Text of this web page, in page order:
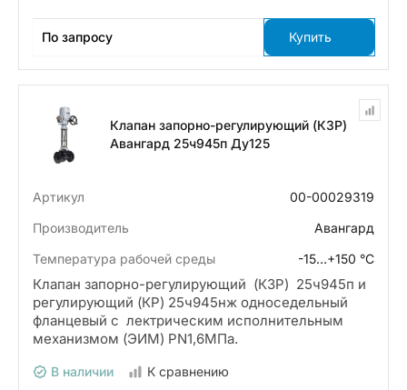
По запросу Купить
Клапан запорно-регулирующий (КЗР)
Авангард 25ч945п Ду125
Артикул
00-00029319
Производитель
Авангард
Температура рабочей среды
-15…+150 °С
Клапан запорно-регулирующий (КЗР) 25ч945п и
регулирующий (КР) 25ч945нж односедельный
фланцевый с лектрическим исполнительным
механизмом (ЭИМ) PN1,6МПа.
В наличии К сравнению